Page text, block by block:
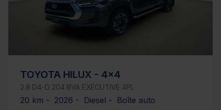
TOYOTA HILUX - 4x4
2.8 D4-D 204 BVA EXECUTIVE 4PL
20 km - 2026 - Diesel - Boîte auto